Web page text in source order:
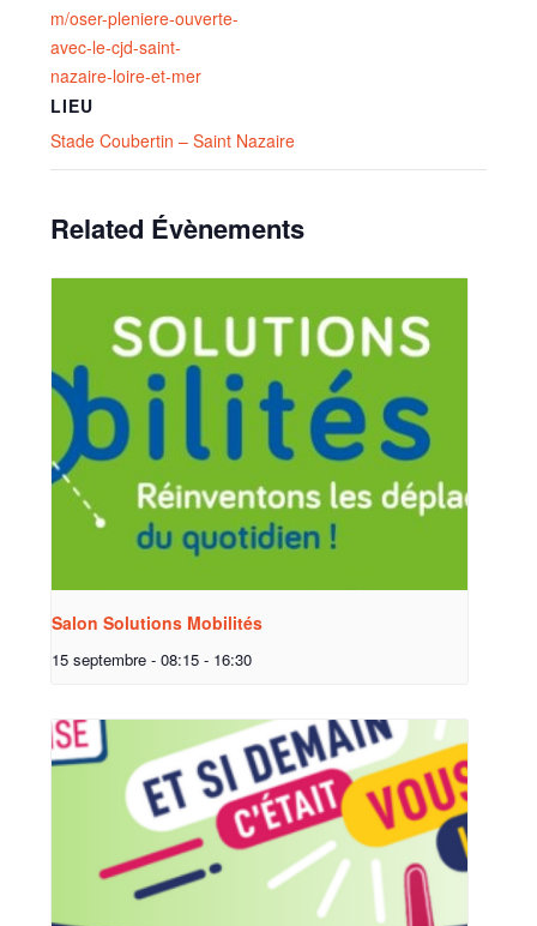
m/oser-pleniere-ouverte-
avec-le-cjd-saint-
nazaire-loire-et-mer
LIEU
Stade Coubertin – Saint Nazaire
Related Évènements
Salon Solutions Mobilités
15 septembre - 08:15 - 16:30